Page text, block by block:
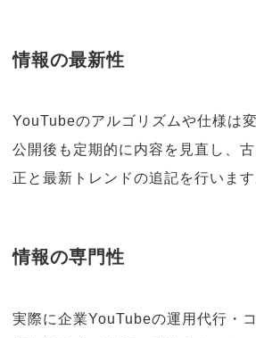
情報の最新性
YouTubeのアルゴリズムや仕様は
公開後も定期的に内容を見直し、
正と最新トレンドの追記を行います
情報の専門性
実際に企業YouTubeの運用代行・